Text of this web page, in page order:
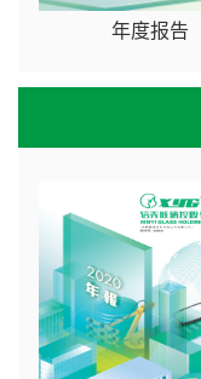
年度报告